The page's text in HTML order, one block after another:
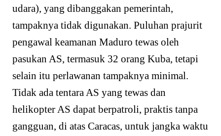
udara), yang dibanggakan pemerintah,
tampaknya tidak digunakan. Puluhan prajurit
pengawal keamanan Maduro tewas oleh
pasukan AS, termasuk 32 orang Kuba, tetapi
selain itu perlawanan tampaknya minimal.
Tidak ada tentara AS yang tewas dan
helikopter AS dapat berpatroli, praktis tanpa
gangguan, di atas Caracas, untuk jangka waktu